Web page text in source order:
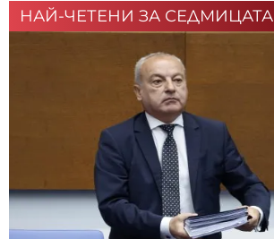
НАЙ-ЧЕТЕНИ ЗА СЕДМИЦАТА